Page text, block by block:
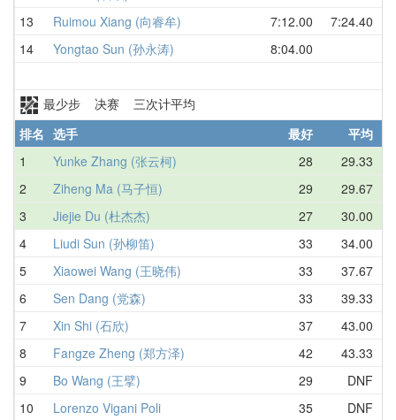
13
Ruimou Xiang (向睿牟) 7:12.00 7:24.40
14
Yongtao Sun (孙永涛) 8:04.00
最少步 决赛 三次计平均
排名 选手 最好 平均
1
Yunke Zhang (张云柯) 28 29.33
2
Ziheng Ma (马子恒) 29 29.67
3
Jiejie Du (杜杰杰) 27 30.00
4
Liudi Sun (孙柳笛) 33 34.00
5
Xiaowei Wang (王晓伟) 33 37.67
6
Sen Dang (党森) 33 39.33
7
Xin Shi (石欣) 37 43.00
8
Fangze Zheng (郑方泽) 42 43.33
9
Bo Wang (王擘) 29 DNF
10
Lorenzo Vigani Poli 35 DNF